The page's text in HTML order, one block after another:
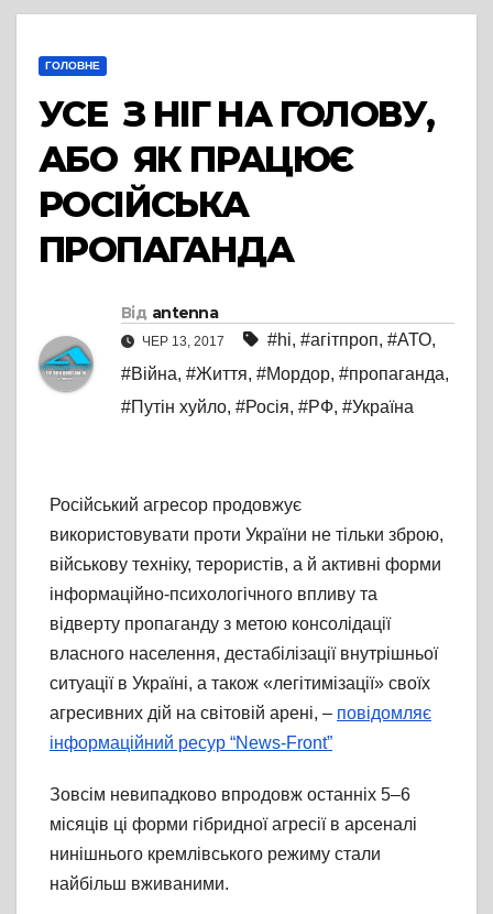
ГОЛОВНЕ
УСЕ З НІГ НА ГОЛОВУ,
АБО ЯК ПРАЦЮЄ
РОСІЙСЬКА
ПРОПАГАНДА
Від antenna
ЧЕР 13, 2017 #hi, #агітпроп, #АТО,
#Війна, #Життя, #Мордор, #пропаганда,
#Путін хуйло, #Росія, #РФ, #Україна
Російський агресор продовжує
використовувати проти України не тільки зброю,
військову техніку, терористів, а й активні форми
інформаційно-психологічного впливу та
відверту пропаганду з метою консолідації
власного населення, дестабілізації внутрішньої
ситуації в Україні, а також «легітимізації» своїх
агресивних дій на світовій арені, – повідомляє
інформаційний ресур “News-Front”
Зовсім невипадково впродовж останніх 5–6
місяців ці форми гібридної агресії в арсеналі
нинішнього кремлівського режиму стали
найбільш вживаними.